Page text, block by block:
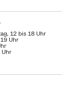
12 bis 18 Uhr
Uhr
Uhr